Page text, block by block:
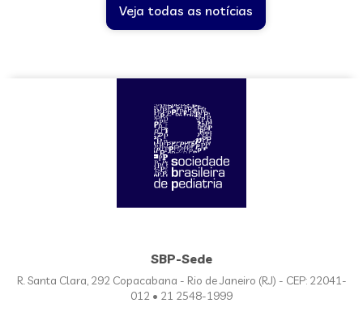
Veja todas as notícias
SBP-Sede
R. Santa Clara, 292 Copacabana - Rio de Janeiro (RJ) - CEP: 22041-
012 • 21 2548-1999